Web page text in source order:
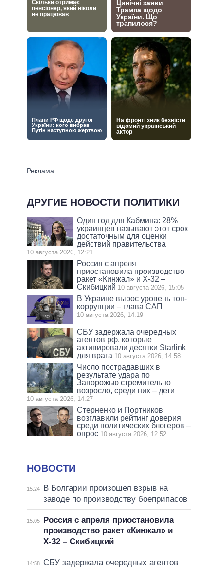
ДРУГИЕ НОВОСТИ ПОЛИТИКИ
Один год для Кабмина: 28%
украинцев называют этот срок
достаточным для оценки
действий правительства
10 августа 2026, 12:21
Россия с апреля
приостановила производство
ракет «Кинжал» и Х-32 –
Скибицкий 10 августа 2026, 15:05
В Украине вырос уровень топ-
коррупции – глава САП
10 августа 2026, 14:19
СБУ задержала очередных
агентов рф, которые
активировали десятки Starlink
для врага 10 августа 2026, 14:58
Число пострадавших в
результате удара по
Запорожью стремительно
возросло, среди них – дети
10 августа 2026, 14:27
Стерненко и Портников
возглавили рейтинг доверия
среди политических блогеров –
опрос 10 августа 2026, 12:52
НОВОСТИ
15:24
В Болгарии произошел взрыв на
заводе по производству боеприпасов
15:05
Россия с апреля приостановила
производство ракет «Кинжал» и
Х-32 – Скибицкий
14:58
СБУ задержала очередных агентов